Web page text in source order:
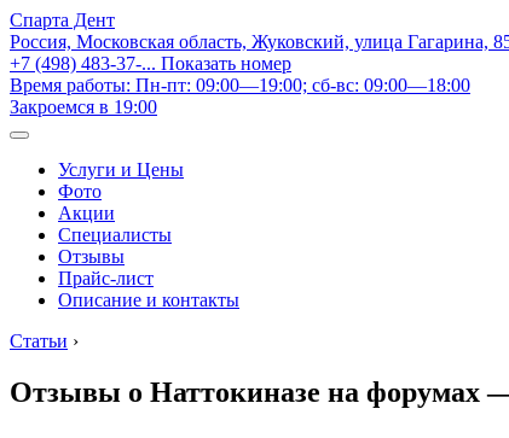
Спарта Дент
Россия, Московская область, Жуковский, улица Гагарина,
+7 (498) 483-37-... Показать номер
Время работы: Пн-пт: 09:00—19:00; сб-вс: 09:00—18:00
Закроемся в 19:00
Услуги и Цены
Фото
Акции
Специалисты
Отзывы
Прайс-лист
Описание и контакты
Статьи ›
Отзывы о Наттокиназе на форумах